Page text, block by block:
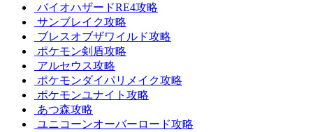
バイオハザードRE4攻略
サンブレイク攻略
ブレスオブザワイルド攻略
ポケモン剣盾攻略
アルセウス攻略
ポケモンダイパリメイク攻略
ポケモンユナイト攻略
あつ森攻略
ユニコーンオーバーロード攻略